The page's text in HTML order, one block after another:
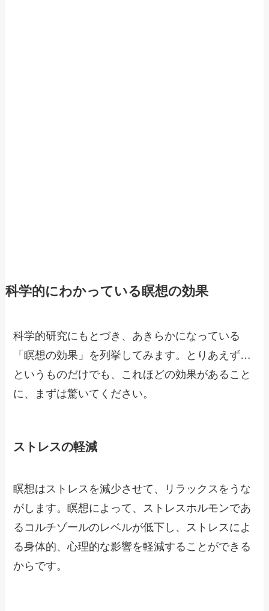
科学的にわかっている瞑想の効果
科学的研究にもとづき、あきらかになっている
「瞑想の効果」を列挙してみます。とりあえず…
というものだけでも、これほどの効果があること
に、まずは驚いてください。
ストレスの軽減
瞑想はストレスを減少させて、リラックスをうな
がします。瞑想によって、ストレスホルモンであ
るコルチゾールのレベルが低下し、ストレスによ
る身体的、心理的な影響を軽減することができる
からです。